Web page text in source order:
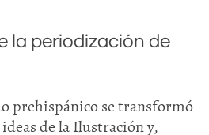
la periodización de
prehispánico se transformó
de la Ilustración y,